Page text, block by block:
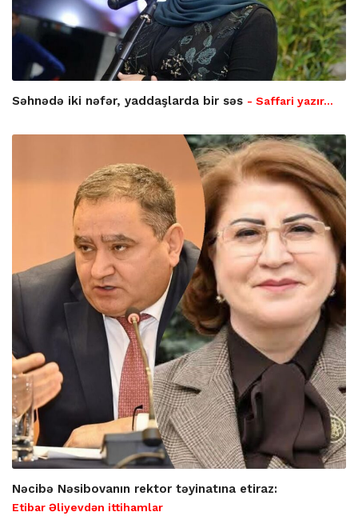
Səhnədə iki nəfər, yaddaşlarda bir səs - Saffari yazır…
Nəcibə Nəsibovanın rektor təyinatına etiraz:
Etibar Əliyevdən ittihamlar